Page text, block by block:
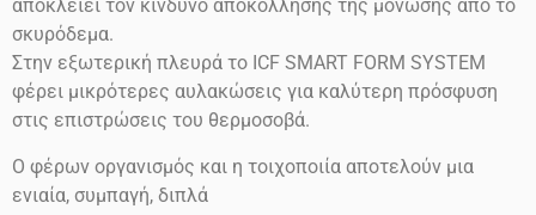
αποκλείει τον κίνδυνο αποκόλλησης της μόνωσης από το
σκυρόδεμα.
Στην εξωτερική πλευρά το ICF SMART FORM SYSTEM
φέρει μικρότερες αυλακώσεις για καλύτερη πρόσφυση
στις επιστρώσεις του θερμοσοβά.
Ο φέρων οργανισμός και η τοιχοποιία αποτελούν μια
ενιαία, συμπαγή, διπλά